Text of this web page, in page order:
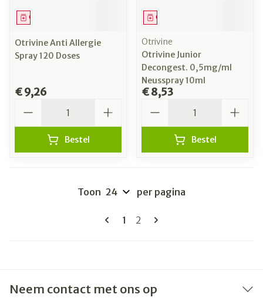
Geneesmiddel
Otrivine Anti Allergie
Spray 120 Doses
€ 9,26
Bestel
Geneesmiddel
Otrivine
Otrivine Junior
Decongest. 0,5mg/ml
Neusspray 10ml
€ 8,53
Bestel
Pagina's
U lees momenteel pagina
1 Pagina
2
Toon per pagina
Neem contact met ons op